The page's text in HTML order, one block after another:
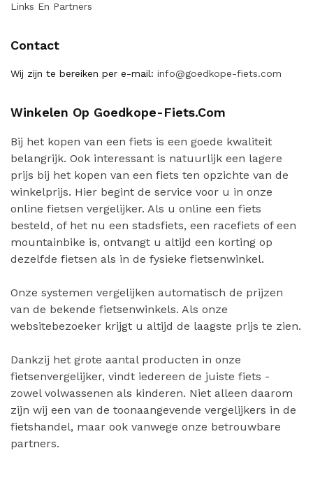
Links En Partners
Contact
Wij zijn te bereiken per e-mail: info@goedkope-fiets.com
Winkelen Op Goedkope-Fiets.com
Bij het kopen van een fiets is een goede kwaliteit
belangrijk. Ook interessant is natuurlijk een lagere
prijs bij het kopen van een fiets ten opzichte van de
winkelprijs. Hier begint de service voor u in onze
online fietsen vergelijker. Als u online een fiets
besteld, of het nu een stadsfiets, een racefiets of een
mountainbike is, ontvangt u altijd een korting op
dezelfde fietsen als in de fysieke fietsenwinkel.
Onze systemen vergelijken automatisch de prijzen
van de bekende fietsenwinkels. Als onze
websitebezoeker krijgt u altijd de laagste prijs te zien.
Dankzij het grote aantal producten in onze
fietsenvergelijker, vindt iedereen de juiste fiets -
zowel volwassenen als kinderen. Niet alleen daarom
zijn wij een van de toonaangevende vergelijkers in de
fietshandel, maar ook vanwege onze betrouwbare
partners.